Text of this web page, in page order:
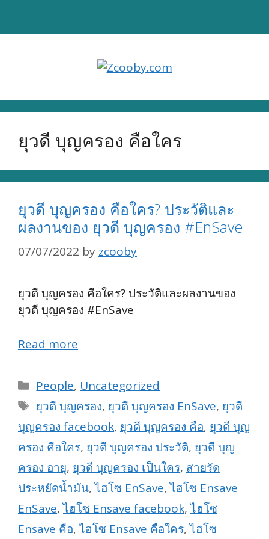
ยุวดี บุญครอง คือใคร
ยุวดี บุญครอง คือใคร? ประวัติและ
ผลงานของ ยุวดี บุญครอง #EnSave
07/07/2022 by zcooby
ยุวดี บุญครอง คือใคร? ประวัติและผลงานของ
ยุวดี บุญครอง #EnSave
Read more
Categories
People, Uncategorized
Tags
ยุวดี บุญครอง, ยุวดี บุญครอง EnSave, ยุวดี
บุญครอง facebook, ยุวดี บุญครอง คือ, ยุวดี บุญ
ครอง คือใคร, ยุวดี บุญครอง ประวัติ, ยุวดี บุญ
ครอง อายุ, ยุวดี บุญครอง เป็นใคร, สายรัด
ประหยัดน้ำมัน,ไฮโซ EnSave,ไฮโซ Ensave
EnSave,ไฮโซ Ensave facebook,ไฮโซ
Ensave คือ,ไฮโซ Ensave คือใคร,ไฮโซ